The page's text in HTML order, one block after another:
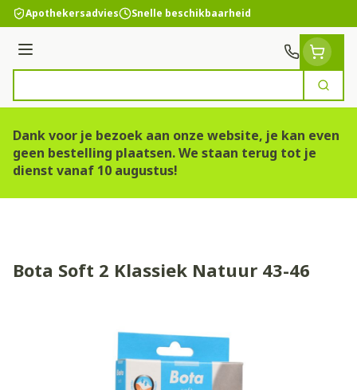
Ga naar de inhoud
Apothekersadvies Snelle beschikbaarheid
Menu
Zoek
Dank voor je bezoek aan onze website, je kan even
geen bestelling plaatsen. We staan terug tot je
dienst vanaf 10 augustus!
Bota Soft 2 Klassiek Natuur 43-46